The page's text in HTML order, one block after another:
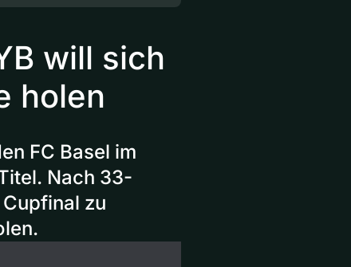
will sich
holen
FC Basel im
Nach 33-
zu